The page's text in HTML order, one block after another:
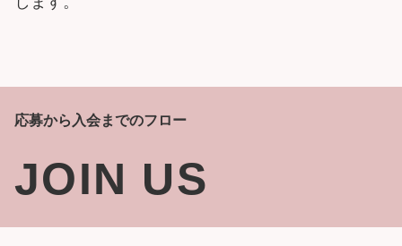
応募から入会までのフロー
JOIN US